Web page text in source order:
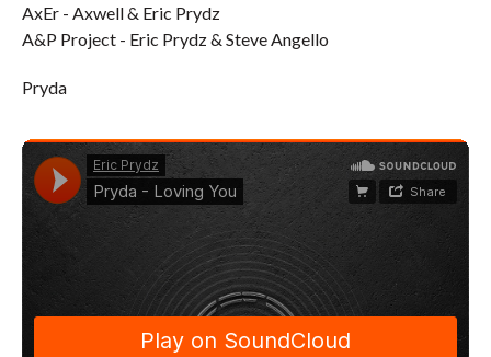
AxEr - Axwell & Eric Prydz
A&P Project - Eric Prydz & Steve Angello
Pryda